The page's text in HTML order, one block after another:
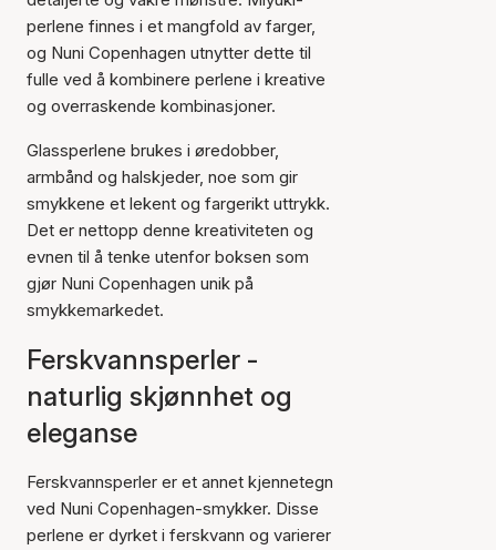
perlene finnes i et mangfold av farger,
og Nuni Copenhagen utnytter dette til
fulle ved å kombinere perlene i kreative
og overraskende kombinasjoner.
Glassperlene brukes i øredobber,
armbånd og halskjeder, noe som gir
smykkene et lekent og fargerikt uttrykk.
Det er nettopp denne kreativiteten og
evnen til å tenke utenfor boksen som
gjør Nuni Copenhagen unik på
smykkemarkedet.
Ferskvannsperler -
naturlig skjønnhet og
eleganse
Ferskvannsperler er et annet kjennetegn
ved Nuni Copenhagen-smykker. Disse
perlene er dyrket i ferskvann og varierer